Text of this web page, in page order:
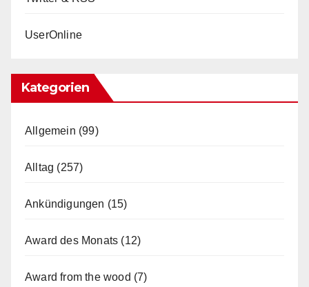
UserOnline
Kategorien
Allgemein (99)
Alltag (257)
Ankündigungen (15)
Award des Monats (12)
Award from the wood (7)